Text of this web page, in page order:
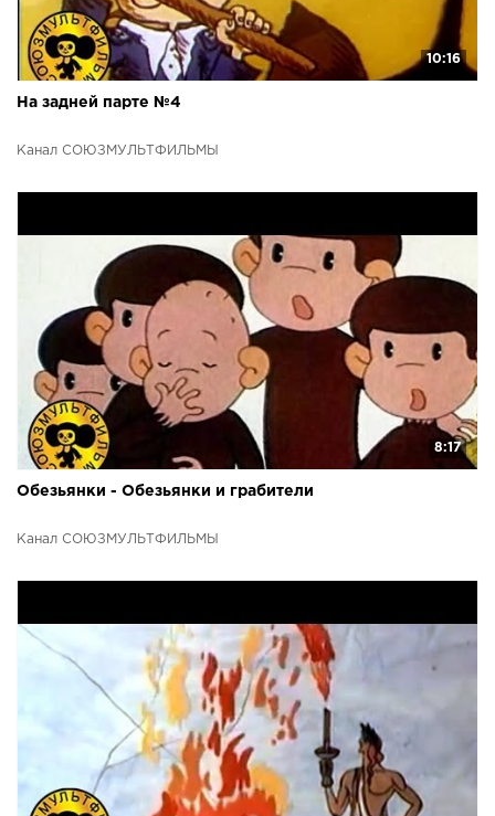
10:16
На задней парте №4
Канал СОЮЗМУЛЬТФИЛЬМЫ
8:17
Обезьянки - Обезьянки и грабители
Канал СОЮЗМУЛЬТФИЛЬМЫ